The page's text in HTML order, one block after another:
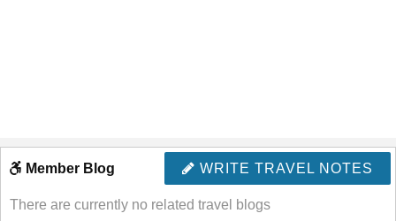
WRITE TRAVEL NOTES
Member Blog
There are currently no related travel blogs